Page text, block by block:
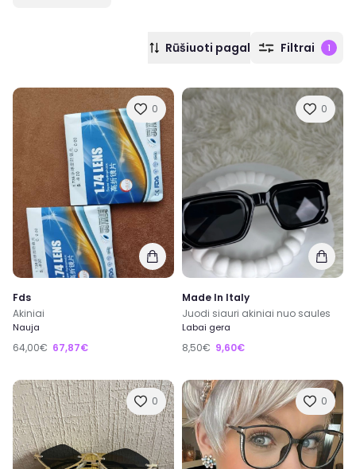
Rūšiuoti pagal Filtrai 1
0
Fds
Akiniai
Nauja
64,00€ 67,87€
0
Made In Italy
Juodi siauri akiniai nuo saules
Labai gera
8,50€ 9,60€
0 0